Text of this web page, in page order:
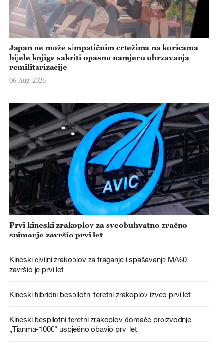
Japan ne može simpatičnim crtežima na koricama
bijele knjige sakriti opasnu namjeru ubrzavanja
remilitarizacije
06-Aug-2026
Prvi kineski zrakoplov za sveobuhvatno zračno
snimanje završio prvi let
Kineski civilni zrakoplov za traganje i spašavanje MA60
završio je prvi let
Kineski hibridni bespilotni teretni zrakoplov izveo prvi let
Kineski bespilotni teretni zrakoplov domaće proizvodnje
„Tianma-1000“ uspješno obavio prvi let